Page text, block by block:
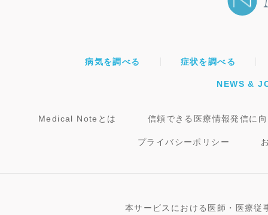
病気を調べる 症状を調べる
NEWS &
Medical Noteとは 信頼できる医療情報発信に
プライバシーポリシー
本サービスにおける医師・医療従